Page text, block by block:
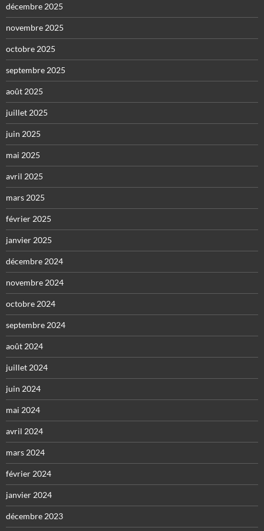
décembre 2025
novembre 2025
octobre 2025
septembre 2025
août 2025
juillet 2025
juin 2025
mai 2025
avril 2025
mars 2025
février 2025
janvier 2025
décembre 2024
novembre 2024
octobre 2024
septembre 2024
août 2024
juillet 2024
juin 2024
mai 2024
avril 2024
mars 2024
février 2024
janvier 2024
décembre 2023